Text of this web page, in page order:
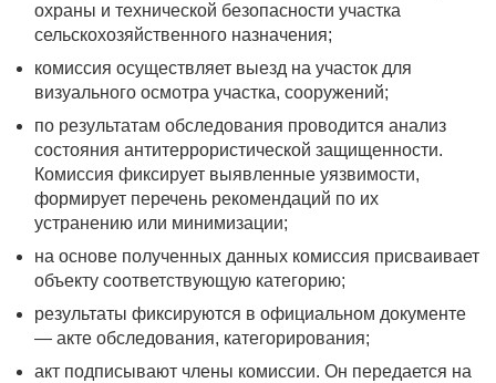
охраны и технической безопасности участка
сельскохозяйственного назначения;
комиссия осуществляет выезд на участок для
визуального осмотра участка, сооружений;
по результатам обследования проводится анализ
состояния антитеррористической защищенности.
Комиссия фиксирует выявленные уязвимости,
формирует перечень рекомендаций по их
устранению или минимизации;
на основе полученных данных комиссия присваивает
объекту соответствующую категорию;
результаты фиксируются в официальном документе
— акте обследования, категорирования;
акт подписывают члены комиссии. Он передается на